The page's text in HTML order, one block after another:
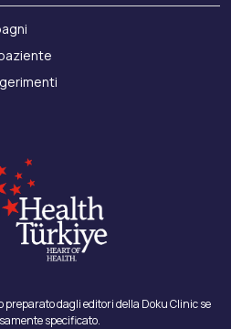
preparato dagli editori della Doku Clinic se
specificato.